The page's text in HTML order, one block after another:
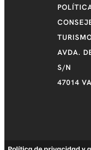
AVDA.
S/N
47014